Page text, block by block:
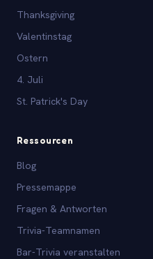
Thanksgiving
Valentinstag
Ostern
4. Juli
St. Patrick's Day
Ressourcen
Blog
Pressemappe
Fragen & Antworten
Trivia-Teamnamen
Bar-Trivia veranstalten